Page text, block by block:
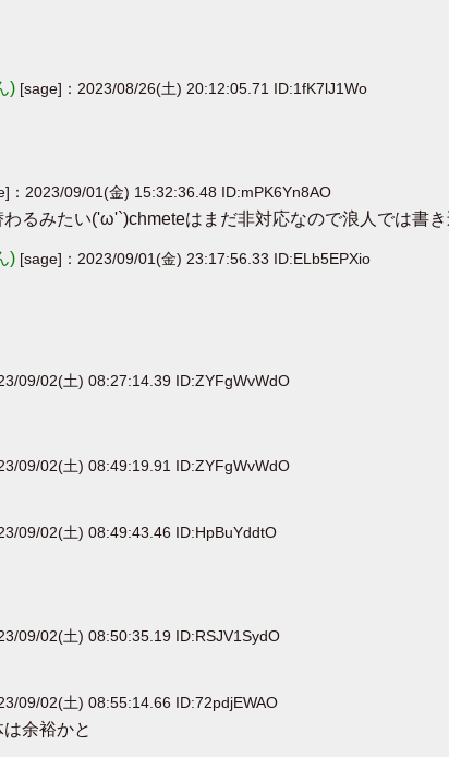
) [sage]：2023/08/26(土) 20:12:05.71 ID:1fK7lJ1Wo
：2023/09/01(金) 15:32:36.48 ID:mPK6Yn8AO
るみたい('ω'`)chmeteはまだ非対応なので浪人では書
) [sage]：2023/09/01(金) 23:17:56.33 ID:ELb5EPXio
09/02(土) 08:27:14.39 ID:ZYFgWvWdO
09/02(土) 08:49:19.91 ID:ZYFgWvWdO
09/02(土) 08:49:43.46 ID:HpBuYddtO
09/02(土) 08:50:35.19 ID:RSJV1SydO
09/02(土) 08:55:14.66 ID:72pdjEWAO
余裕かと